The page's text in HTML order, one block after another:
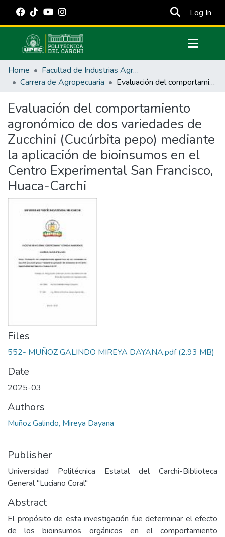
Log In
Communities & Collections
All of DSpace
Estadísticas Externas
Manuales
Home
Facultad de Industrias Agropecuarias y Ciencias Ambientales
Carrera de Agropecuaria
Evaluación del comportamiento agronómico de dos variedades de Zucchini (Cucúrbita pepo) mediante la aplicación de bioinsumos en el Centro Experimental San Francisco, Huaca-Carchi
Evaluación del comportamiento
agronómico de dos variedades de
Zucchini (Cucúrbita pepo) mediante
la aplicación de bioinsumos en el
Centro Experimental San Francisco,
Huaca-Carchi
Files
552- MUÑOZ GALINDO MIREYA DAYANA.pdf(2.93 MB)
Date
2025-03
Authors
Muñoz Galindo, Mireya Dayana
Publisher
Universidad Politécnica Estatal del Carchi-Biblioteca
General "Luciano Coral"
Abstract
El propósito de esta investigación fue determinar el efecto
de los bioinsumos orgánicos en el comportamiento